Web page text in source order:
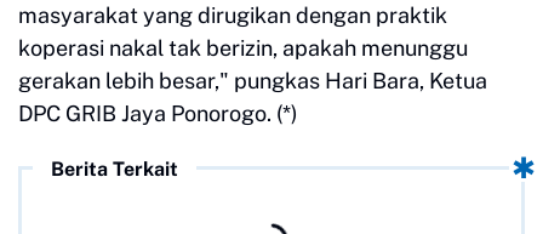
masyarakat yang dirugikan dengan praktik
koperasi nakal tak berizin, apakah menunggu
gerakan lebih besar," pungkas Hari Bara, Ketua
DPC GRIB Jaya Ponorogo. (*)
Berita Terkait